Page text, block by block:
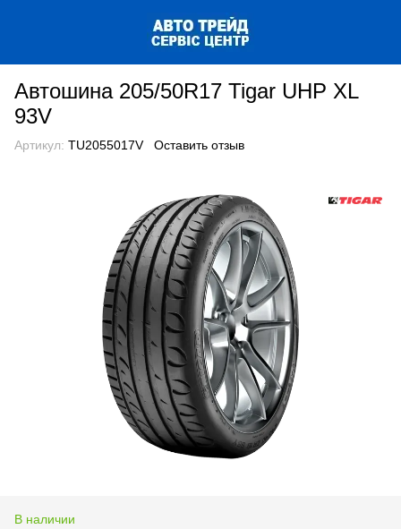
Автошина 205/50R17 Tigar UHP XL
93V
Артикул: TU2055017V Оставить отзыв
В наличии